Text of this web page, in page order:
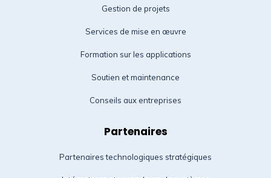
Gestion de projets
Services de mise en œuvre
Formation sur les applications
Soutien et maintenance
Conseils aux entreprises
Partenaires
Partenaires technologiques stratégiques